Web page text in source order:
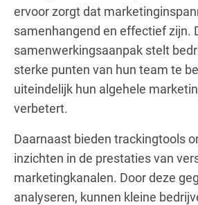
ervoor zorgt dat
samenhangend en effectief zijn.
samenwerkingsaanpak stelt
sterke punten van hun team te
uiteindelijk hun algehele
verbetert.
Daarnaast bieden trackingtools
inzichten in de prestaties van
marketingkanalen. Door deze
analyseren, kunnen kleine